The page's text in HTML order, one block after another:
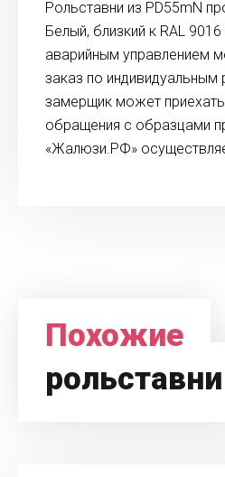
Рольставни из PD55mN
Белый, близкий к RAL
аварийным управлением
заказ по
замерщик может
обращения с образцами
«Жалюзи.РФ»
Похожие
рольставни